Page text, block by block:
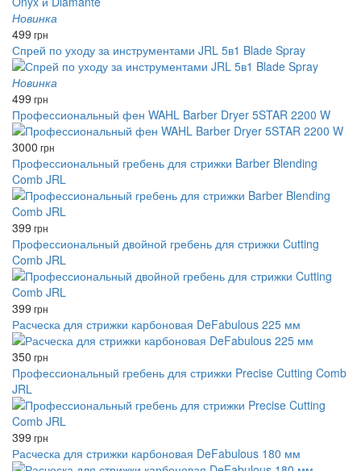
Новинка
499 грн
Спрей по уходу за инструментами JRL 5в1 Blade Spray
Новинка
499 грн
Профессиональный фен WAHL Barber Dryer 5STAR 2200 W
3000 грн
Профессиональный гребень для стрижки Barber Blending
Comb JRL
399 грн
Профессиональный двойной гребень для стрижки Cutting
Comb JRL
399 грн
Расческа для стрижки карбоновая DeFabulous 225 мм
350 грн
Профессиональный гребень для стрижки Precise Cutting Comb
JRL
399 грн
Расческа для стрижки карбоновая DeFabulous 180 мм